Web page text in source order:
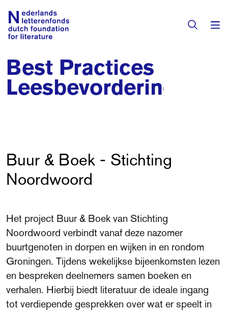
Subsidies
Literaire prijzen
Residenties
Actueel
Over het fonds
Over het fonds
Veelgestelde vragen
Ontmoet de organisatie
Visit International website
Best Practices
Leesbevordering
Buur & Boek - Stichting
Noordwoord
Het project Buur & Boek van Stichting
Noordwoord verbindt vanaf deze nazomer
buurtgenoten in dorpen en wijken in en rondom
Groningen. Tijdens wekelijkse bijeenkomsten lezen
en bespreken deelnemers samen boeken en
verhalen. Hierbij biedt literatuur de ideale ingang
tot verdiepende gesprekken over wat er speelt in